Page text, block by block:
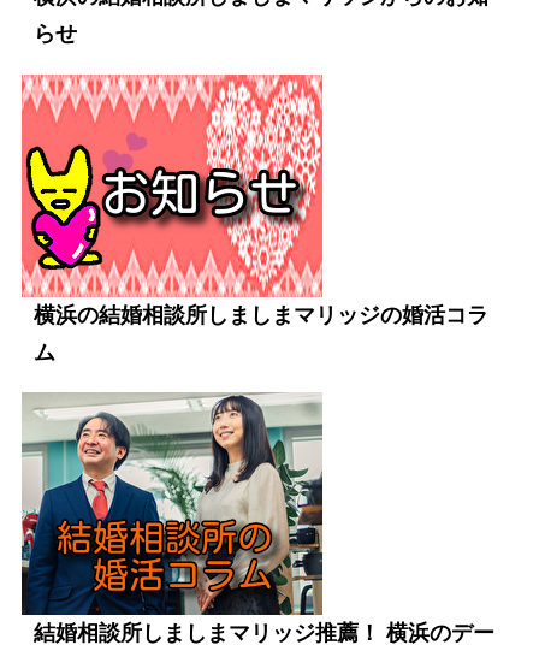
らせ
横浜の結婚相談所しましまマリッジの婚活コラ
ム
結婚相談所しましまマリッジ推薦！ 横浜のデー